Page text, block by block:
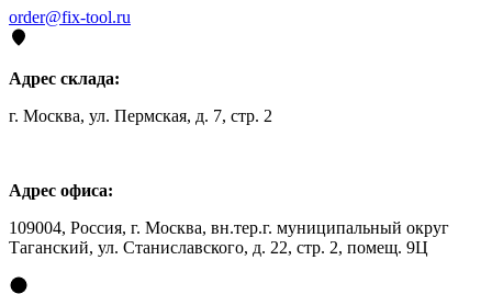
order@fix-tool.ru
Адрес склада:
г. Москва, ул. Пермская, д. 7, стр. 2
Адрес офиса:
109004, Россия, г. Москва, вн.тер.г. муниципальный округ
Таганский, ул. Станиславского, д. 22, стр. 2, помещ. 9Ц